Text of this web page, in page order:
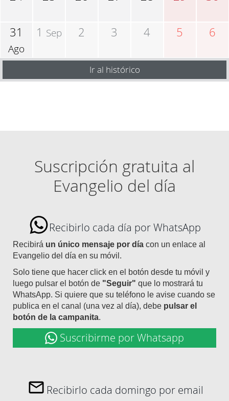
31
Ago
1 Sep 2 3 4 5 6
Ir al histórico
Suscripción gratuita al
Evangelio del día
Recibirlo cada día por WhatsApp
Recibirá un único mensaje por día con un enlace al
Evangelio del día en su móvil.
Solo tiene que hacer click en el botón desde tu móvil y
luego pulsar el botón de "Seguir" que lo mostrará tu
WhatsApp. Si quiere que su teléfono le avise cuando se
publica en el canal (una vez al día), debe pulsar el
botón de la campanita.
Suscribirme por Whatsapp
Recibirlo cada domingo por email